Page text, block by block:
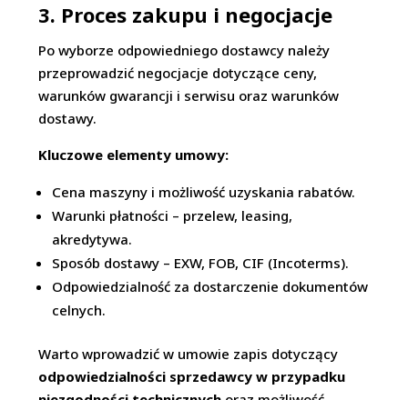
3. Proces zakupu i negocjacje
Po wyborze odpowiedniego dostawcy należy
przeprowadzić negocjacje dotyczące ceny,
warunków gwarancji i serwisu oraz warunków
dostawy.
Kluczowe elementy umowy:
Cena maszyny i możliwość uzyskania rabatów.
Warunki płatności – przelew, leasing,
akredytywa.
Sposób dostawy – EXW, FOB, CIF (Incoterms).
Odpowiedzialność za dostarczenie dokumentów
celnych.
Warto wprowadzić w umowie zapis dotyczący
odpowiedzialności sprzedawcy w przypadku